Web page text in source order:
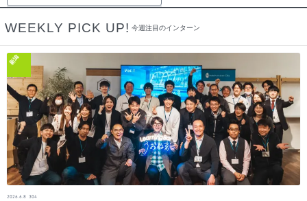
WEEKLY PICK UP! 今週注目のインターン
新潟
2026.6.8 304